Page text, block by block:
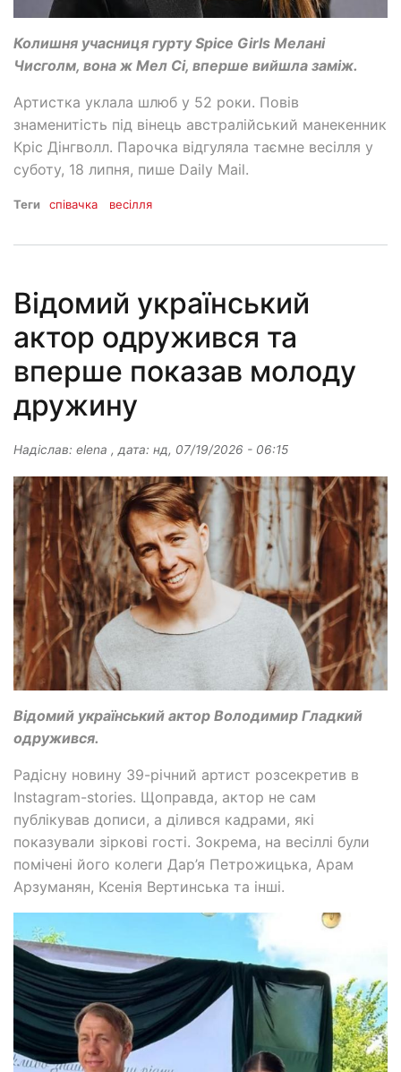
Колишня учасниця гурту Spice Girls Мелані
Чисголм, вона ж Мел Сі, вперше вийшла заміж.
Артистка уклала шлюб у 52 роки. Повів
знаменитість під вінець австралійський манекенник
Кріс Дінгволл. Парочка відгуляла таємне весілля у
суботу, 18 липня, пише Daily Mail.
Теги співачка весілля
Відомий український
актор одружився та
вперше показав молоду
дружину
Надіслав: elena , дата: нд, 07/19/2026 - 06:15
Відомий український актор Володимир Гладкий
одружився.
Радісну новину 39-річний артист розсекретив в
Instagram-stories. Щоправда, актор не сам
публікував дописи, а ділився кадрами, які
показували зіркові гості. Зокрема, на весіллі були
помічені його колеги Дар’я Петрожицька, Арам
Арзуманян, Ксенія Вертинська та інші.